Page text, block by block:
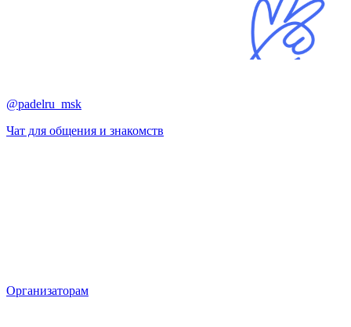
@padelru_msk
Чат для общения и знакомств
Организаторам